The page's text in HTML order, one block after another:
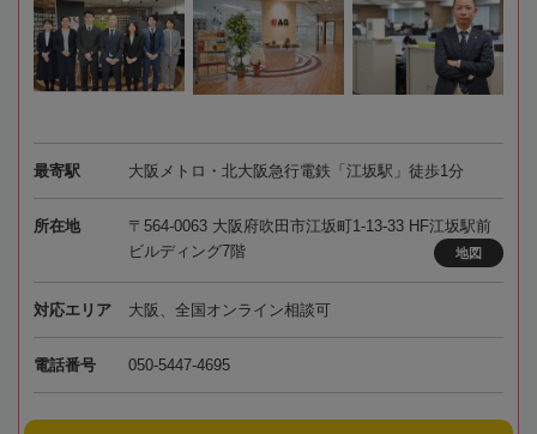
最寄駅 大阪メトロ・北大阪急行電鉄「江坂駅」徒歩1分
所在地
〒564-0063 大阪府吹田市江坂町1-13-33 HF江坂駅前
ビルディング7階
地図
対応エリア 大阪、全国オンライン相談可
電話番号 050-5447-4695